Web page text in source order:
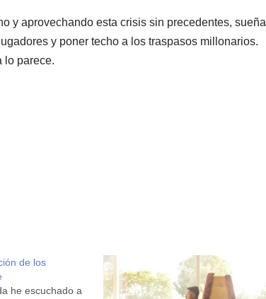
y aprovechando esta crisis sin precedentes, sueña
y poner techo a los traspasos millonarios.
lo parece.
de los
he escuchado a